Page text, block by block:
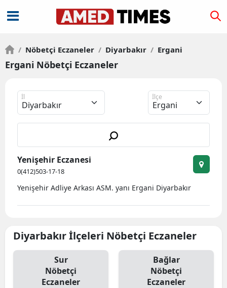
/ Nöbetçi Eczaneler / Diyarbakır / Ergani
Ergani Nöbetçi Eczaneler
İl İlçe
Yenişehir Eczanesi
0(412)503-17-18
Yenişehir Adliye Arkası ASM. yanı Ergani Diyarbakır
Diyarbakır İlçeleri Nöbetçi Eczaneler
Sur
Nöbetçi
Eczaneler
Bağlar
Nöbetçi
Eczaneler